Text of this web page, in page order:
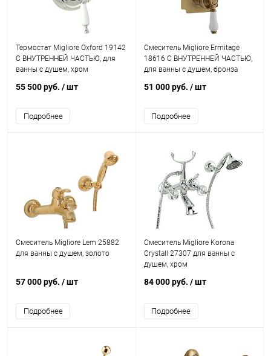
Термостат Migliore Oxford 19142
С ВНУТРЕННЕЙ ЧАСТЬЮ, для
ванны с душем, хром
55 500 руб. / шт
Подробнее
Смеситель Migliore Ermitage
18616 С ВНУТРЕННЕЙ ЧАСТЬЮ,
для ванны с душем, бронза
51 000 руб. / шт
Подробнее
Смеситель Migliore Lem 25882
для ванны с душем, золото
57 000 руб. / шт
Подробнее
Смеситель Migliore Korona
Crystall 27307 для ванны с
душем, хром
84 000 руб. / шт
Подробнее